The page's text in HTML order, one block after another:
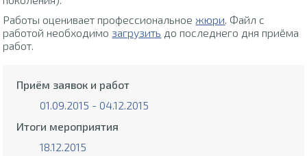
Работы оценивает профессиональное жюри. Файл с
работой необходимо загрузить до последнего дня приёма
работ.
Приём заявок и работ
01.09.2015 - 04.12.2015
Итоги мероприятия
18.12.2015